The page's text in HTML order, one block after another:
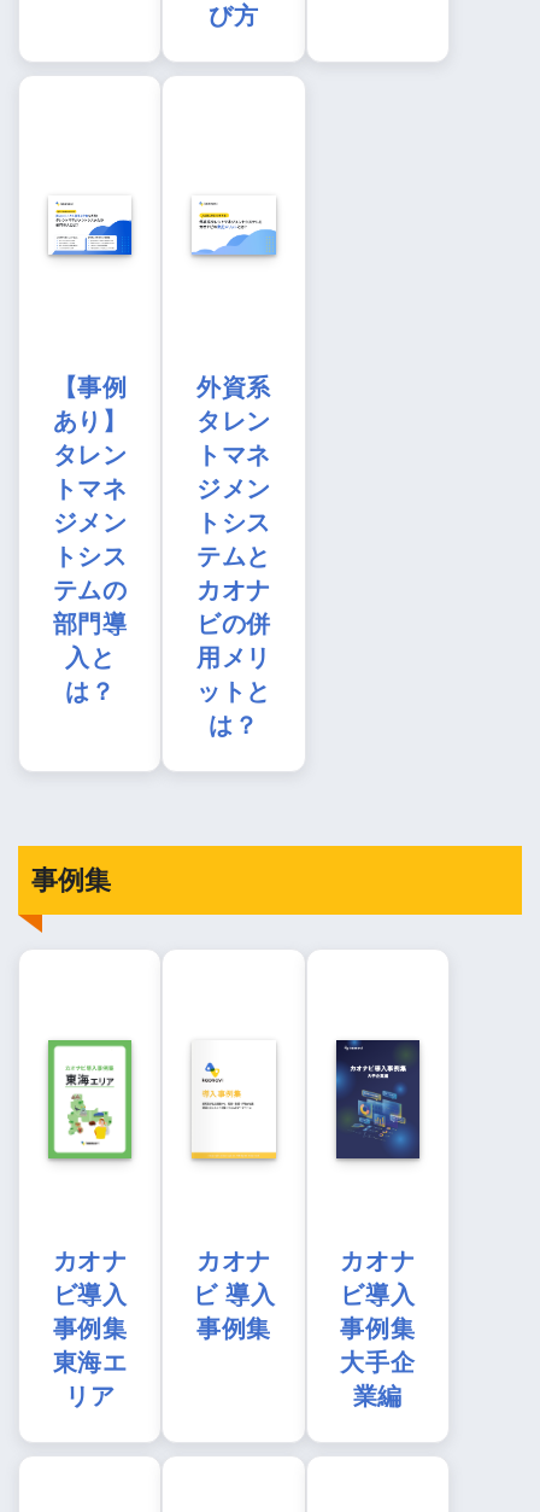
び方
【事例
あり】
タレン
トマネ
ジメン
トシス
テムの
部門導
入と
は？
外資系
タレン
トマネ
ジメン
トシス
テムと
カオナ
ビの併
用メリ
ットと
は？
事例集
カオナ
ビ導入
事例集
東海エ
リア
カオナ
ビ 導入
事例集
カオナ
ビ導入
事例集
大手企
業編